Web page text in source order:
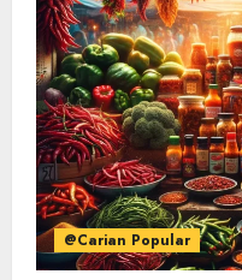
@Carian Popular